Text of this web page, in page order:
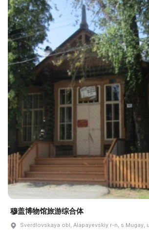
穆盖博物馆旅游综合体
Sverdlovskaya obl, Alapayevskiy r-n, s Mugay,